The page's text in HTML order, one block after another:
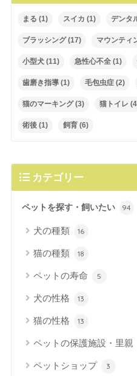
まる (1) スイカ (1) デンタ
ブラッシング(17) マウンティ
小型犬(11) 急性心不全(1)
歯磨き指導(1) 毛包虫症(2)
猫のマーキング(3) 猫トイレ
術後(1) 飼育(6)
カテゴリー
ペットを探す・飼いたい 94
犬の種類 16
猫の種類 18
ペットの寿命 5
犬の性格 13
猫の性格 13
ペットの保護施設・里親
ペットショップ 3